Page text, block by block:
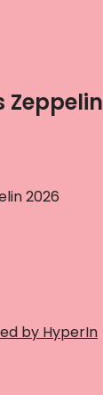
Zeppelin
2026
by HyperIn